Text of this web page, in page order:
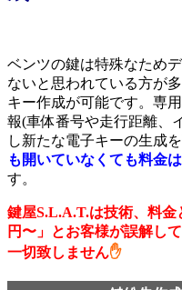
ベンツの鍵は特殊なため
ないと思われている方が
キー作成が可能です。専
報(車体番号や走行距離、
し新たな電子キーの生成を
も開いていなくても料金
す。
鍵屋S.L.A.T.は技術、料
円〜」とお客様が誤解し
一切致しません✋